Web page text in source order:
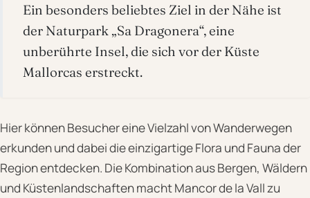
Ein besonders beliebtes Ziel in der Nähe ist
der Naturpark „Sa Dragonera“, eine
unberührte Insel, die sich vor der Küste
Mallorcas erstreckt.
Hier können Besucher eine Vielzahl von Wanderwegen
erkunden und dabei die einzigartige Flora und Fauna der
Region entdecken. Die Kombination aus Bergen, Wäldern
und Küstenlandschaften macht Mancor de la Vall zu